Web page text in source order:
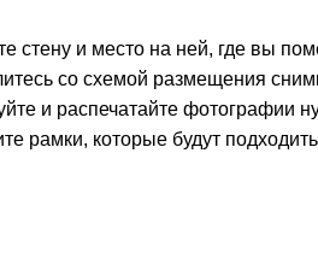
стену и место на ней, где вы
со схемой размещения
и распечатайте фотографии
рамки, которые будут